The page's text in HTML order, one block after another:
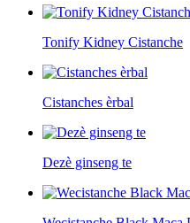
Tonify Kidney Cistanche
Cistanches èrbal
Dezè ginseng te